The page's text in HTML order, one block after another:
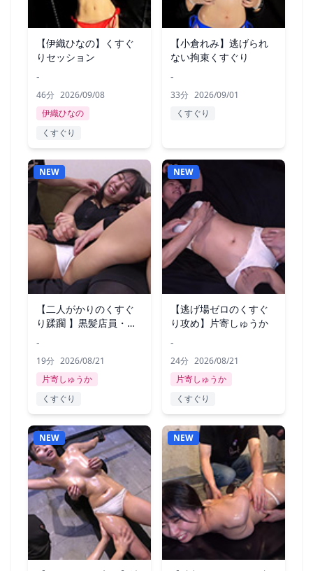
【伊織ひなの】くすぐ
りセッション
-
46分 2026/09/08
伊織ひなの
くすぐり
【小倉れみ】逃げられ
ない拘束くすぐり
-
33分 2026/09/01
くすぐり
NEW
【二人がかりのくすぐ
り蹂躙 】黒髪店員・片
-
19分 2026/08/21
片寄しゅうか
くすぐり
NEW
【逃げ場ゼロのくすぐ
り攻め】片寄しゅうか
-
24分 2026/08/21
片寄しゅうか
くすぐり
NEW NEW